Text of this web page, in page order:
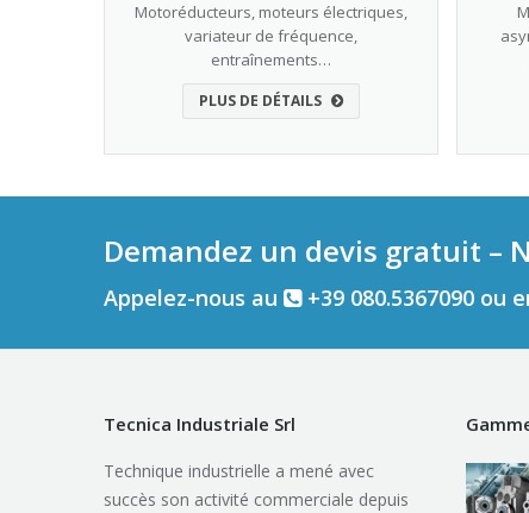
Motoréducteurs, moteurs électriques,
variateur de fréquence,
entraînements…
PLUS DE DÉTAILS
Demandez un devis gratuit –
Appelez-nous au +39 080.5367090 ou
Tecnica Industriale Srl
Technique industrielle a mené avec
succès son activité commerciale depuis